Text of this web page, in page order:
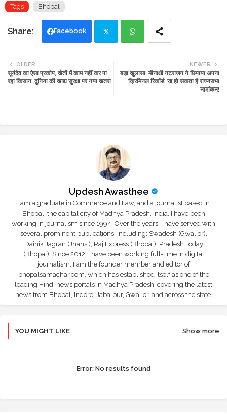
Tags Bhopal
Facebook
tte ats
NEWER
बड़ा खुलासा: मीनाक्षी नटराजन ने छिपाया अपना
क्रिमिनल रिकॉर्ड, रद्द हो सकता है राज्यसभा
नामांकन!
OLDER
सूर्यदेव का ऐसा प्रकोप, खेतों में काम नहीं कर पा
रहा किसान, दुनिया की खाद्य सुरक्षा पर नया खतरा
Updesh Awasthee
I am a graduate in Commerce and Law, and a journalist based in
Bhopal, the capital city of Madhya Pradesh, India. I have been
working in journalism since 1994. Over the years, I have served with
several prominent publications, including: Swadesh (Gwalior),
Dainik Jagran (Jhansi), Raj Express (Bhopal), Pradesh Today
(Bhopal); Since 2012, I have been working full-time in digital
journalism. I am the founder member and editor of
bhopalsamachar.com, which has established itself as one of the
leading Hindi news portals in Madhya Pradesh, covering the latest
news from Bhopal, Indore, Jabalpur, Gwalior, and across the state.
YOU MIGHT LIKE Show more
Error: No results found